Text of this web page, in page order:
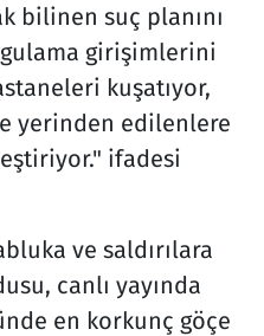
bilinen suç planını
girişimlerini
kuşatıyor,
yerinden edilenlere
ifadesi
ve saldırılara
canlı yayında
en korkunç göçe